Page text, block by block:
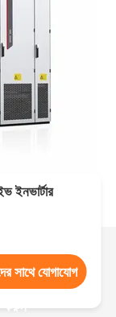
ইনভার্টার
সাথে যোগাযোগ
করুন